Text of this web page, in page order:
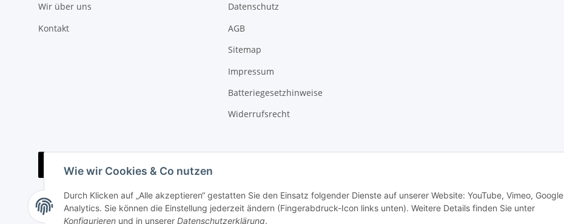
Wie wir Cookies & Co nutzen
Durch Klicken auf „Alle akzeptieren“ gestatten Sie den Einsatz folgender Dienste auf unserer Website: YouTube, Vimeo, Google
Analytics. Sie können die Einstellung jederzeit ändern (Fingerabdruck-Icon links unten). Weitere Details finden Sie unter
Konfigurieren und in unserer Datenschutzerklärung.
Wir über uns
Kontakt
Datenschutz
AGB
Sitemap
Impressum
Batteriegesetzhinweise
Widerrufsrecht
Vertrag widerrufen